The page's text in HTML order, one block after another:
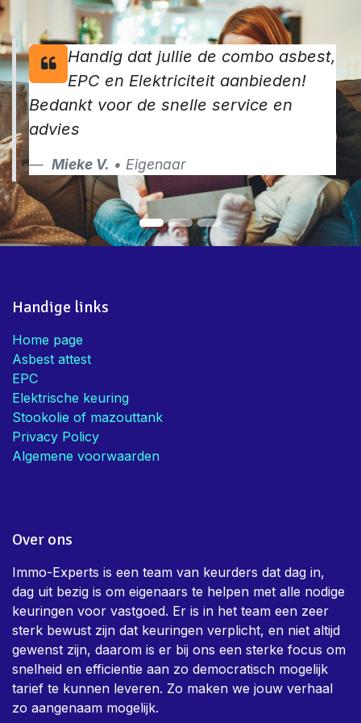
Handig dat jullie de combo asbest,
EPC en Elektriciteit aanbieden!
Bedankt voor de snelle service en
advies
Mieke V. • Eigenaar
Handige links
Home page
Asbest attest
EPC
Elektrische keuring
Stookolie of mazouttank
Privacy Policy
Algemene voorwaarden
Over ons
Immo-Experts is een team van keurders dat dag in,
dag uit bezig is om eigenaars te helpen met alle nodige
keuringen voor vastgoed. Er is in het team een zeer
sterk bewust zijn dat keuringen verplicht, en niet altijd
gewenst zijn, daarom is er bij ons een sterke focus om
snelheid en efficientie aan zo democratisch mogelijk
tarief te kunnen leveren. Zo maken we jouw verhaal
zo aangenaam mogelijk.